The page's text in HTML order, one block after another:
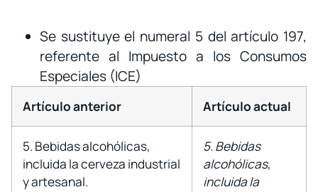
Se sustituye el numeral 5 del artículo 197,
referente al Impuesto a los Consumos
Especiales (ICE)
Artículo anterior Artículo actual
5. Bebidas alcohólicas,
incluida la cerveza industrial
y artesanal.
5. Bebidas
alcohólicas,
incluida la